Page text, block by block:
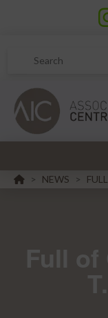
Search
HOME
> NEWS >